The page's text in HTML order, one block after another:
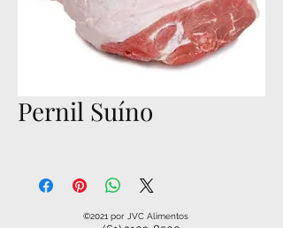
Pernil Suíno
©2021 por JVC Alimentos